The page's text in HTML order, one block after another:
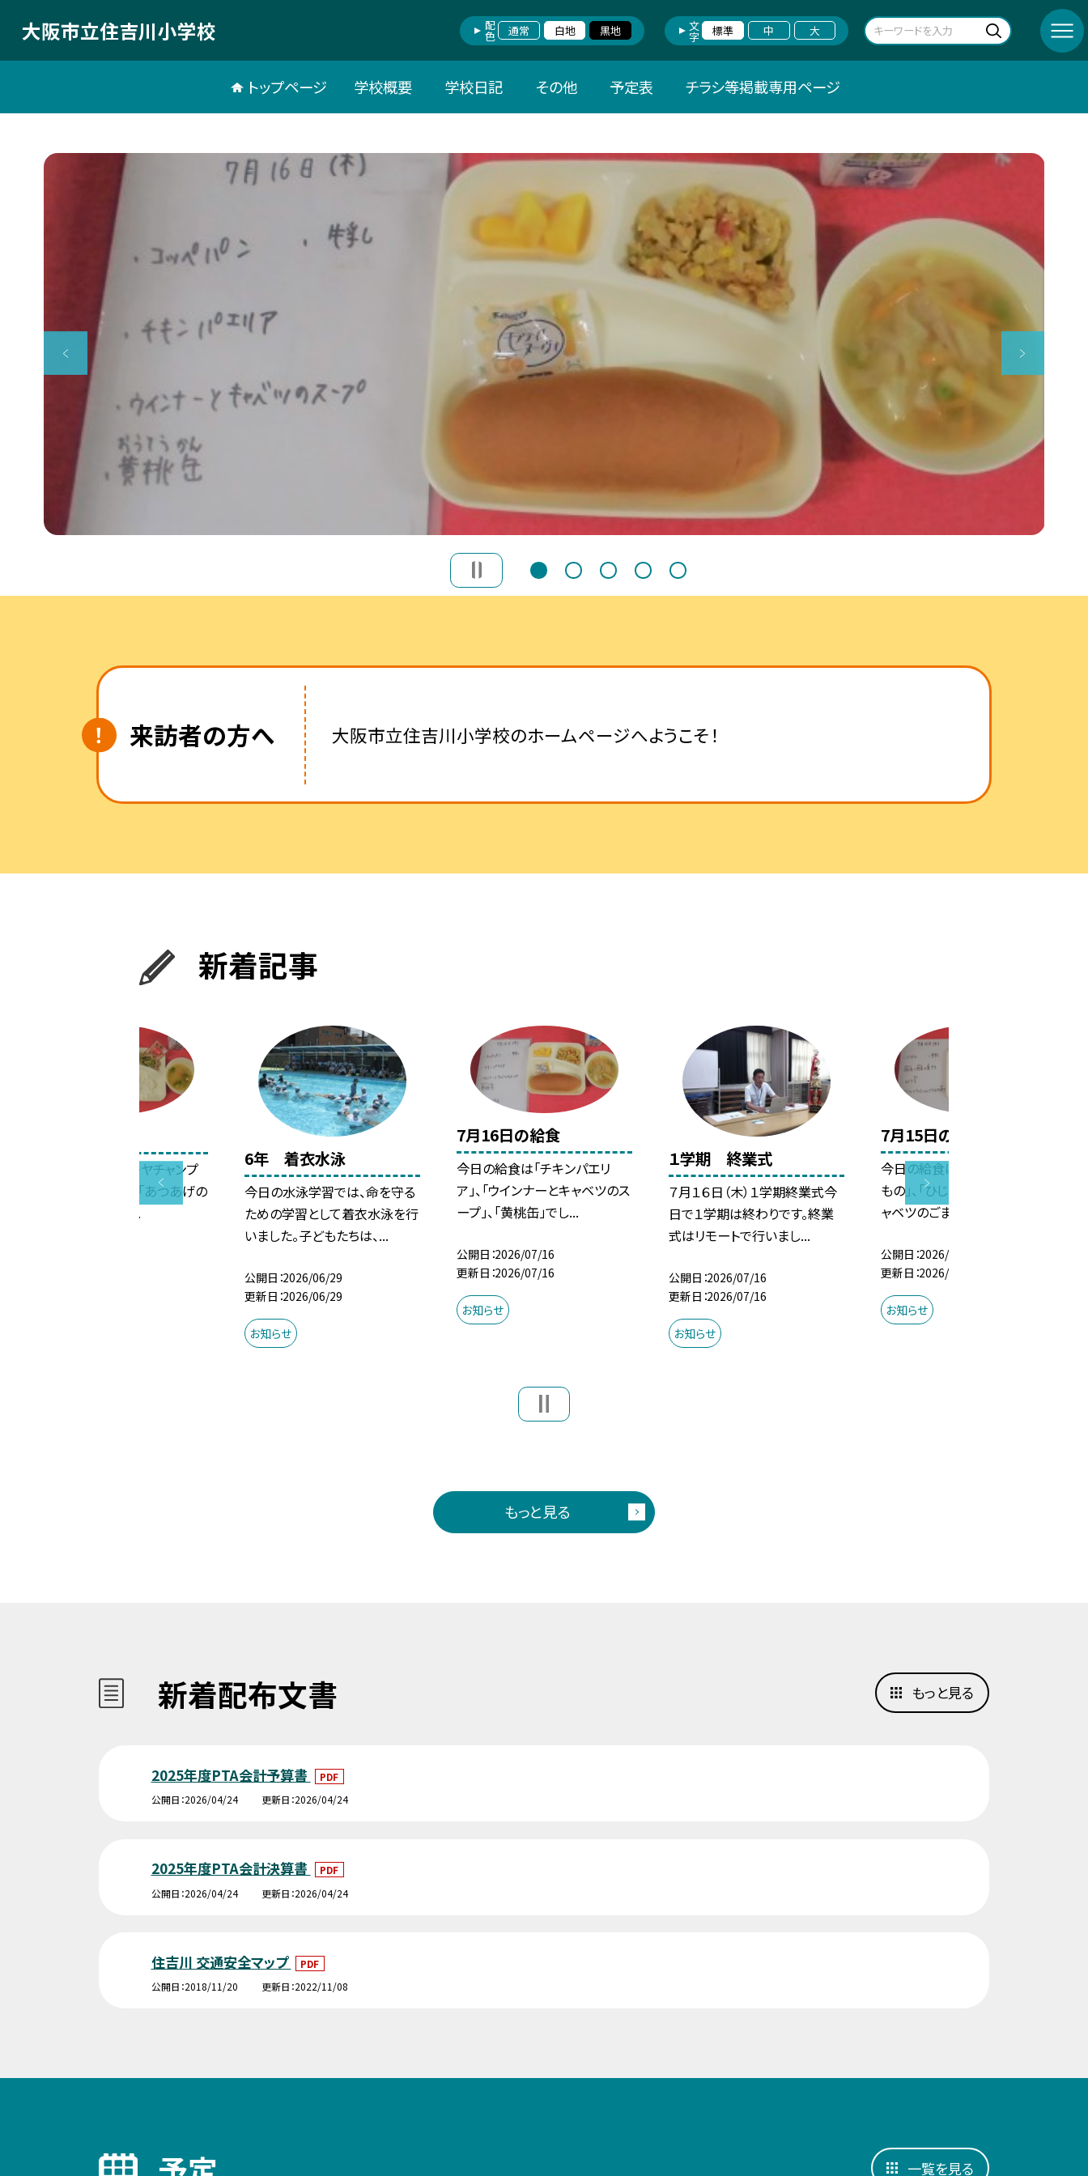
大阪市立住吉川小学校 配色 通常 白地 黒地 文字 標準 中 大
トップページ 学校概要 学校日記 その他 予定表 チラシ等掲載専用ページ
来訪者の方へ 大阪市立住吉川小学校のホームページへようこそ！
新着記事
今日の給食は「ゴーヤチャンプ
ルー」、「シブイ汁」、「あつあげの
しょうがじょうゆか...
6年 着衣水泳
今日の水泳学習では、命を守る
ための学習として着衣水泳を行
いました。子どもたちは、...
公開日 2026/06/29
更新日 2026/06/29
お知らせ
7月16日の給食
今日の給食は「チキンパエリ
ア」、「ウインナーとキャベツのス
ープ」、「黄桃缶」でし...
公開日 2026/07/16
更新日 2026/07/16
お知らせ
１学期 終業式
７月１６日（木）１学期終業式今
日で１学期は終わりです。終業
式はリモートで行いまし...
公開日 2026/07/16
更新日 2026/07/16
お知らせ
7月15日の給食
今日の給食は「豚肉と野菜の煮
もの」、「ひじき豆」、「ささみとキ
ャベツのごまみそ焼...
公開日 2026/07/16
更新日 2026/07/15
お知らせ
もっと見る
新着配布文書
2025年度PTA会計予算書
PDF
公開日 2026/04/24 更新日 2026/04/24
2025年度PTA会計決算書
PDF
公開日 2026/04/24 更新日 2026/04/24
住吉川 交通安全マップ
PDF
公開日 2018/11/20 更新日 2022/11/08
もっと見る
一覧を見る